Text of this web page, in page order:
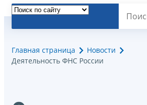
Главная страница
Новости
Деятельность ФНС России